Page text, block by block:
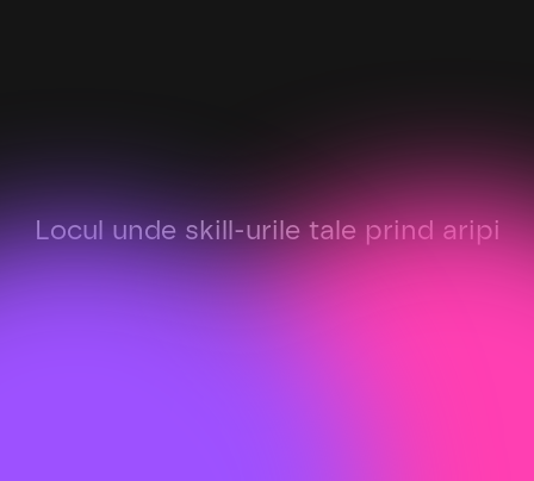
Locul unde skill-urile tale prind aripi